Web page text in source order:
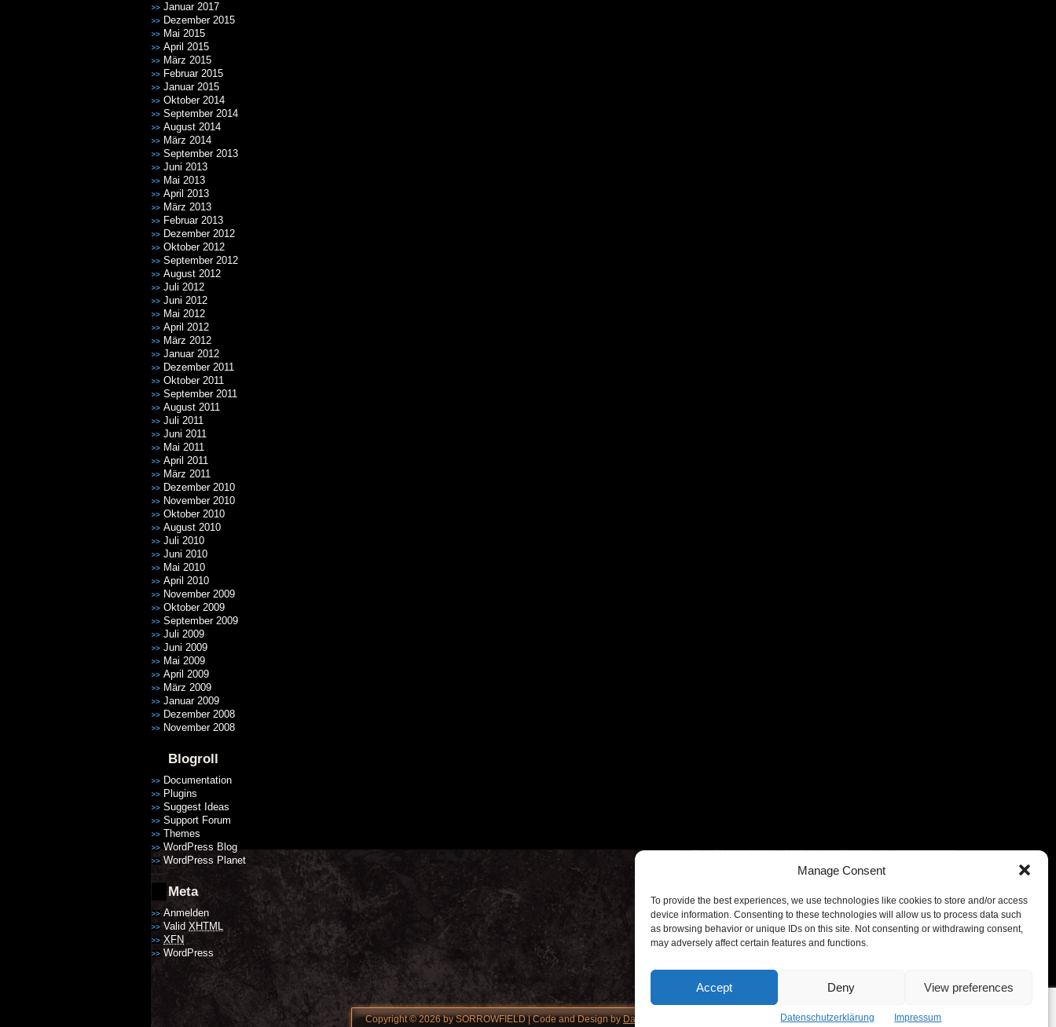
Manage Consent
To provide the best experiences, we use technologies like cookies to store and/or access
device information. Consenting to these technologies will allow us to process data such
as browsing behavior or unique IDs on this site. Not consenting or withdrawing consent,
may adversely affect certain features and functions.
Accept Deny View preferences
Datenschutzerklärung Impressum
Januar 2017
Dezember 2015
Mai 2015
April 2015
März 2015
Februar 2015
Januar 2015
Oktober 2014
September 2014
August 2014
März 2014
September 2013
Juni 2013
Mai 2013
April 2013
März 2013
Februar 2013
Dezember 2012
Oktober 2012
September 2012
August 2012
Juli 2012
Juni 2012
Mai 2012
April 2012
März 2012
Januar 2012
Dezember 2011
Oktober 2011
September 2011
August 2011
Juli 2011
Juni 2011
Mai 2011
April 2011
März 2011
Dezember 2010
November 2010
Oktober 2010
August 2010
Juli 2010
Juni 2010
Mai 2010
April 2010
November 2009
Oktober 2009
September 2009
Juli 2009
Juni 2009
Mai 2009
April 2009
März 2009
Januar 2009
Dezember 2008
November 2008
Blogroll
Documentation
Plugins
Suggest Ideas
Support Forum
Themes
WordPress Blog
WordPress Planet
Meta
Anmelden
Valid XHTML
XFN
WordPress
Copyright © 2026 by SORROWFIELD | Code and Design byDatenschutzerklaerung